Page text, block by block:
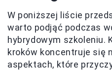
W poniższej liście
warto podjąć podczas
hybrydowym szkoleniu.
kroków koncentruje się
aspektach, które